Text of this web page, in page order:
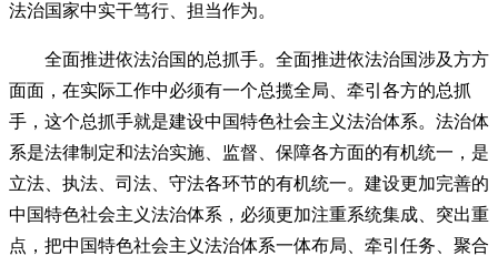
法治国家中实干笃行、担当作为。
全面推进依法治国的总抓手。全面推进依法治国涉及方方
面面，在实际工作中必须有一个总揽全局、牵引各方的总抓
手，这个总抓手就是建设中国特色社会主义法治体系。法治体
系是法律制定和法治实施、监督、保障各方面的有机统一，是
立法、执法、司法、守法各环节的有机统一。建设更加完善的
中国特色社会主义法治体系，必须更加注重系统集成、突出重
点，把中国特色社会主义法治体系一体布局、牵引任务、聚合